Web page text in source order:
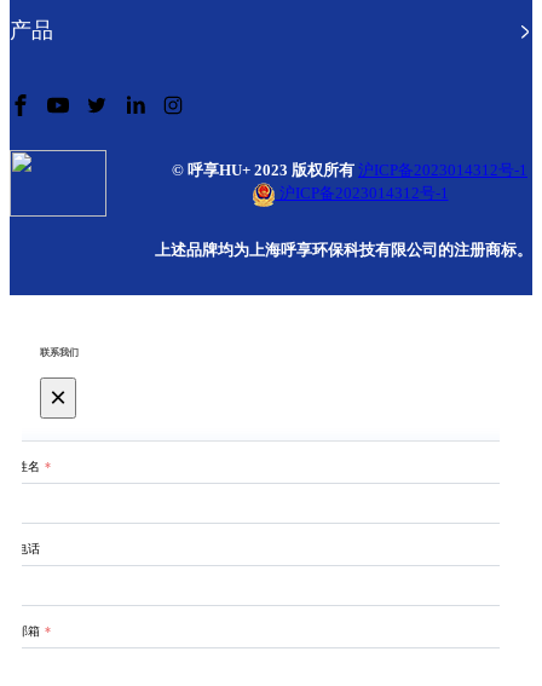
产品
© 呼享HU+ 2023 版权所有 沪ICP备2023014312号-1
沪ICP备2023014312号-1
上述品牌均为上海呼享环保科技有限公司的注册商标。
联系我们
×
姓名 *
电话
邮箱 *